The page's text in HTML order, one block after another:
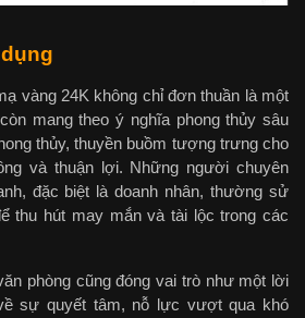
vàng 24K không chỉ đơn thuần là một
mang theo ý nghĩa phong thủy sâu
thủy, thuyền buồm tượng trưng cho
và thuận lợi. Những người chuyên
đặc biệt là doanh nhân, thường sử
thu hút may mắn và tài lộc trong các
phòng cũng đóng vai trò như một lời
sự quyết tâm, nỗ lực vượt qua khó